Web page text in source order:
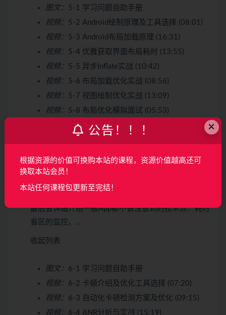
图文： 5-1 学习问题自助手册
视频： 5-2 Android绘制原理及工具选择 (08:01)
视频： 5-3 Android布局加载原理 (16:31)
视频： 5-4 优雅获取界面布局耗时 (13:55)
视频： 5-5 异步Inflate实战 (10:42)
视频： 5-6 布局加载优化实战 (08:56)
视频： 5-7 视图绘制优化实战 (13:09)
视频： 5-8 布局优化模拟面试 (05:53)
第6章 App卡顿优化 10 节 | 76分钟
大家学习卡顿优化的相关工具，自动化卡顿监测方案
最后会详细介绍一般App都不会注意到的技术点：耗时
盲区的监控。…
收起列表
图文： 6-1 学习问题自助手册
视频： 6-2 卡顿介绍及优化工具选择 (07:20)
视频： 6-3 自动化卡顿检测方案及优化 (09:15)
视频： 6-4 ANR分析与实战 (15:19)
×
公告！！！
根据资源的价值可换购本站的课程，资源价值越高还可
换取本站会员！
本站任何课程包更新至完结！